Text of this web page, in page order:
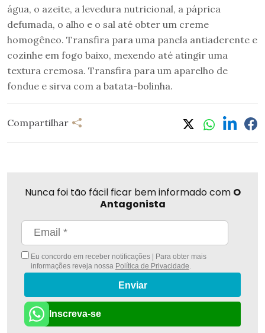
água, o azeite, a levedura nutricional, a páprica
defumada, o alho e o sal até obter um creme
homogêneo. Transfira para uma panela antiaderente e
cozinhe em fogo baixo, mexendo até atingir uma
textura cremosa. Transfira para um aparelho de
fondue e sirva com a batata-bolinha.
Compartilhar
Nunca foi tão fácil ficar bem informado com O
Antagonista
Eu concordo em receber notificações | Para obter mais
informações reveja nossa Política de Privacidade
Enviar
Inscreva-se